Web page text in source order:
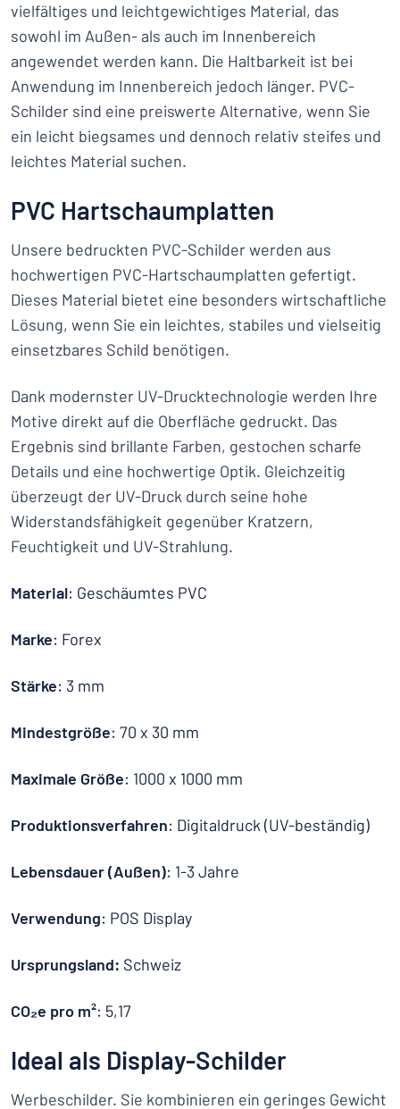
vielfältiges und leichtgewichtiges Material, das
sowohl im Außen- als auch im Innenbereich
angewendet werden kann. Die Haltbarkeit ist bei
Anwendung im Innenbereich jedoch länger. PVC-
Schilder sind eine preiswerte Alternative, wenn Sie
ein leicht biegsames und dennoch relativ steifes und
leichtes Material suchen.
PVC Hartschaumplatten
Unsere bedruckten PVC-Schilder werden aus
hochwertigen PVC-Hartschaumplatten gefertigt.
Dieses Material bietet eine besonders wirtschaftliche
Lösung, wenn Sie ein leichtes, stabiles und vielseitig
einsetzbares Schild benötigen.
Dank modernster UV-Drucktechnologie werden Ihre
Motive direkt auf die Oberfläche gedruckt. Das
Ergebnis sind brillante Farben, gestochen scharfe
Details und eine hochwertige Optik. Gleichzeitig
überzeugt der UV-Druck durch seine hohe
Widerstandsfähigkeit gegenüber Kratzern,
Feuchtigkeit und UV-Strahlung.
Material: Geschäumtes PVC
Marke: Forex
Stärke: 3 mm
Mindestgröße: 70 x 30 mm
Maximale Größe: 1000 x 1000 mm
Produktionsverfahren: Digitaldruck (UV-beständig)
Lebensdauer (Außen): 1-3 Jahre
Verwendung: POS Display
Ursprungsland: Schweiz
CO₂e pro m²: 5,17
Ideal als Display-Schilder
Werbeschilder. Sie kombinieren ein geringes Gewicht